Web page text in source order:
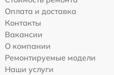
Оплата и доставка
Контакты
Вакансии
О компании
Ремонтируемые модели
Наши услуги